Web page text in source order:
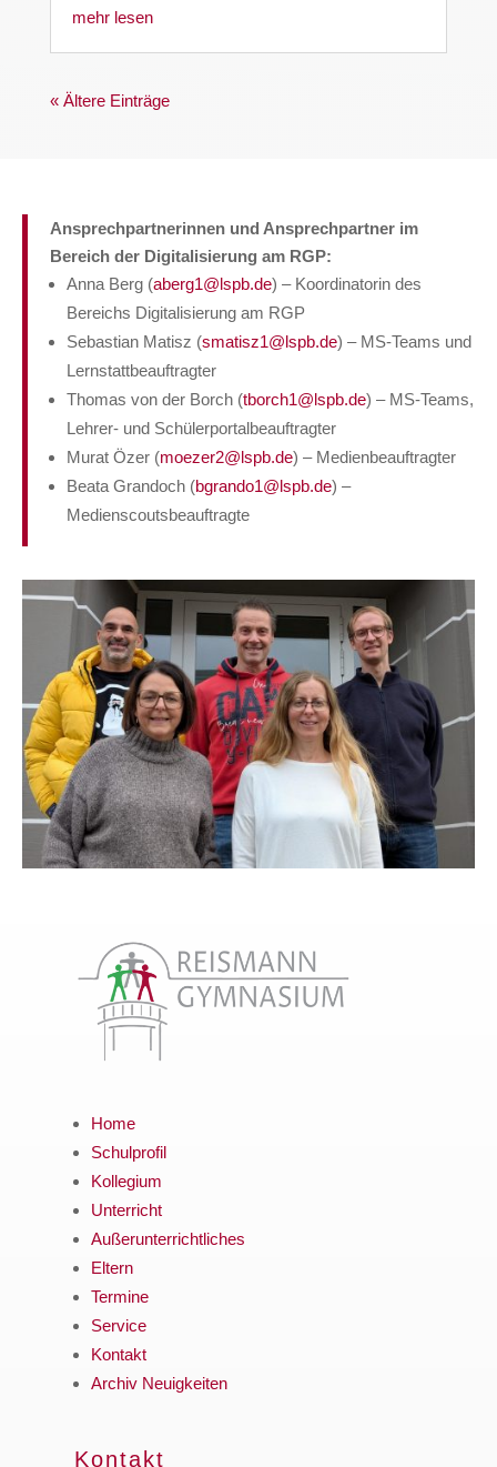
mehr lesen
« Ältere Einträge
Ansprechpartnerinnen und Ansprechpartner im
Bereich der Digitalisierung am RGP:
Anna Berg (aberg1@lspb.de) – Koordinatorin des
Bereichs Digitalisierung am RGP
Sebastian Matisz (smatisz1@lspb.de) – MS-Teams und
Lernstattbeauftragter
Thomas von der Borch (tborch1@lspb.de) – MS-Teams,
Lehrer- und Schülerportalbeauftragter
Murat Özer (moezer2@lspb.de) – Medienbeauftragter
Beata Grandoch (bgrando1@lspb.de) –
Medienscoutsbeauftragte
Home
Schulprofil
Kollegium
Unterricht
Außerunterrichtliches
Eltern
Termine
Service
Kontakt
Archiv Neuigkeiten
Kontakt